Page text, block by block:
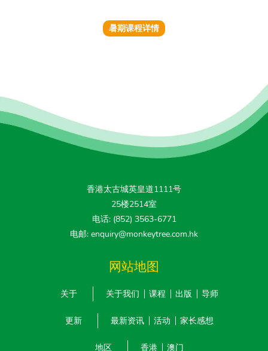
暑期课程详情
香港太古城英皇道1111号
25楼2514室
电话: (852) 3563-6771
电邮: enquiry@monkeytree.com.hk
网站地图
关于 关于我们 课程 出版 导师
更新 最新资讯 活动 家长感想
地区 香港 澳门